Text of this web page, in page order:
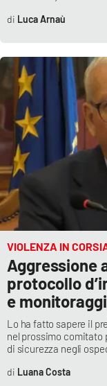
Luca Arnaù
VIOLENZA IN
Aggressione
protocollo
e
Lo ha fatto sapere il
nel prossimo comitato
di sicurezza negli
Luana Costa